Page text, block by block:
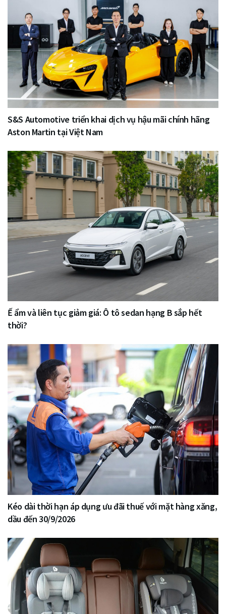
S&S Automotive triển khai dịch vụ hậu mãi chính hãng
Aston Martin tại Việt Nam
Ế ẩm và liên tục giảm giá: Ô tô sedan hạng B sắp hết
thời?
Kéo dài thời hạn áp dụng ưu đãi thuế với mặt hàng xăng,
dầu đến 30/9/2026